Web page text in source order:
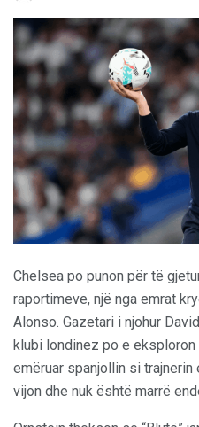
Chelsea po punon për të
raportimeve, një nga emrat
Alonso. Gazetari i njohur
klubi londinez po e
emëruar spanjollin si
vijon dhe nuk është marrë